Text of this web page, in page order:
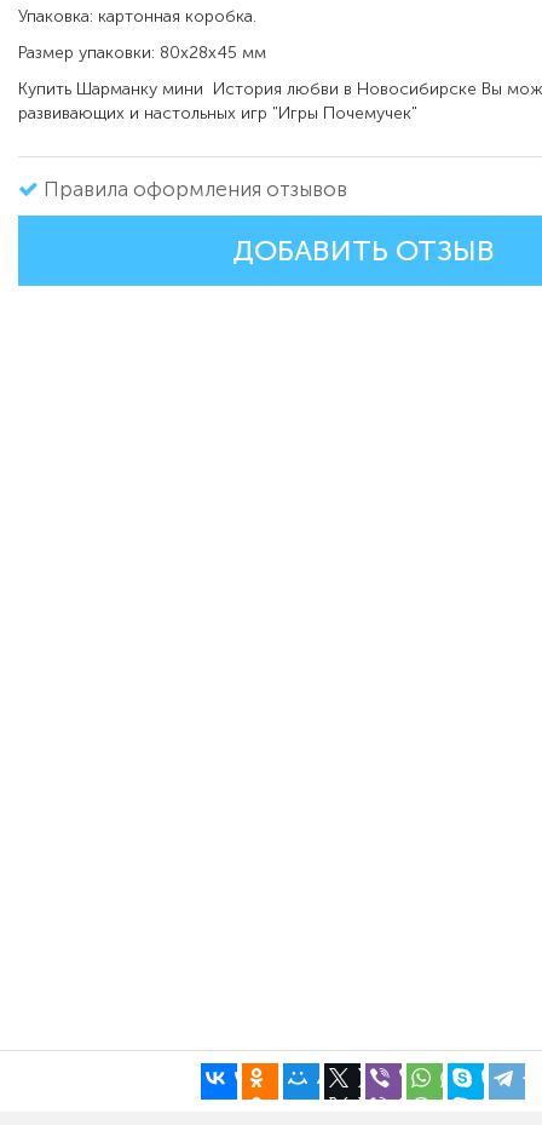
Упаковка: картонная коробка.
Размер упаковки: 80х28х45 мм
Купить Шарманку мини История любви в Новосибирске Вы
развивающих и настольных игр "Игры Почемучек"
Правила оформления отзывов
ДОБАВИТЬ ОТЗЫВ